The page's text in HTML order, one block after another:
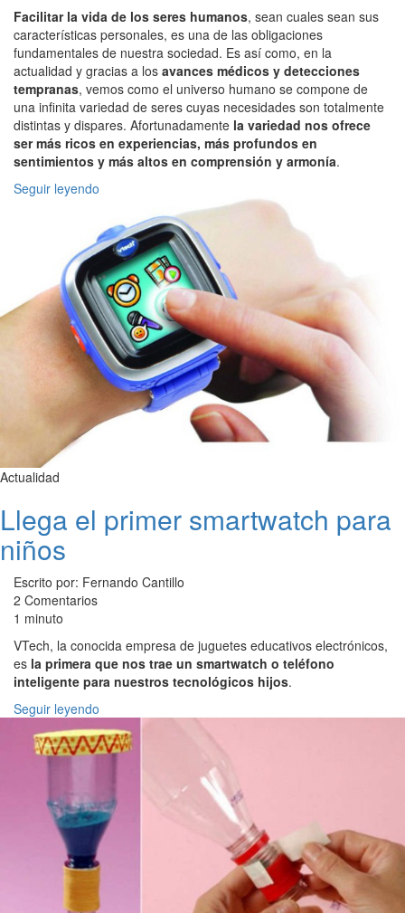
Facilitar la vida de los seres humanos, sean cuales sean sus
características personales, es una de las obligaciones
fundamentales de nuestra sociedad. Es así como, en la
actualidad y gracias a los avances médicos y detecciones
tempranas, vemos como el universo humano se compone de
una infinita variedad de seres cuyas necesidades son totalmente
distintas y dispares. Afortunadamente la variedad nos ofrece
ser más ricos en experiencias, más profundos en
sentimientos y más altos en comprensión y armonía.
Seguir leyendo
Actualidad
Llega el primer smartwatch para
niños
Escrito por: Fernando Cantillo
2 Comentarios
1 minuto
VTech, la conocida empresa de juguetes educativos electrónicos,
es la primera que nos trae un smartwatch o teléfono
inteligente para nuestros tecnológicos hijos.
Seguir leyendo